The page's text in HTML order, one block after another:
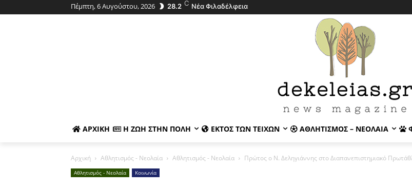
Πέμπτη, 6 Αυγούστου, 2026 28.2 C Νέα Φιλαδέλφεια
ΑΡΧΙΚΉ Η ΖΩΉ ΣΤΗΝ ΠΌΛΗ ΕΚΤΌΣ ΤΩΝ ΤΕΙΧΏΝ ΑΘΛΗΤΙΣΜΌΣ – ΝΕΟΛΑΊΑ
Αρχική Αθλητισμός - Νεολαία Αθλητισμός - Νεολαία Πρώτος ο Ν. Δεληγιάννης στο Διαπανεπιστημιακό
Αθλητισμός - Νεολαία Κοινωνία